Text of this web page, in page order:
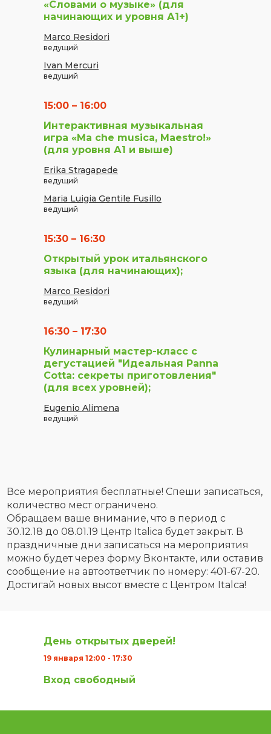
«Словами о музыке» (для
начинающих и уровня А1+)
Marco Residori
ведущий
Ivan Mercuri
ведущий
15:00 – 16:00
Интерактивная музыкальная
игра «Ma che musica, Maestro!»
(для уровня А1 и выше)
Erika Stragapede
ведущий
Maria Luigia Gentile Fusillo
ведущий
15:30 – 16:30
Открытый урок итальянского
языка (для начинающих);
Marco Residori
ведущий
16:30 – 17:30
Кулинарный мастер-класс с
дегустацией "Идеальная Panna
Cotta: секреты приготовления"
(для всех уровней);
Eugenio Alimena
ведущий
Все мероприятия бесплатные! Спеши записаться,
количество мест ограничено.
Обращаем ваше внимание, что в период с
30.12.18 до 08.01.19 Центр Italica будет закрыт. В
праздничные дни записаться на мероприятия
можно будет через форму Вконтакте, или оставив
сообщение на автоответчик по номеру: 401-67-20.
Достигай новых высот вместе с Центром Italca!
День открытых дверей!
19 января 12:00 - 17:30
Вход свободный